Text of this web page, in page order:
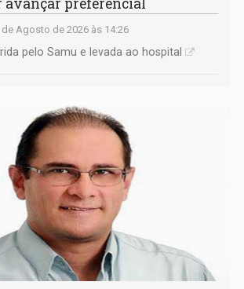
de Agosto de 2026 às 14:26
pelo Samu e levada ao hospital